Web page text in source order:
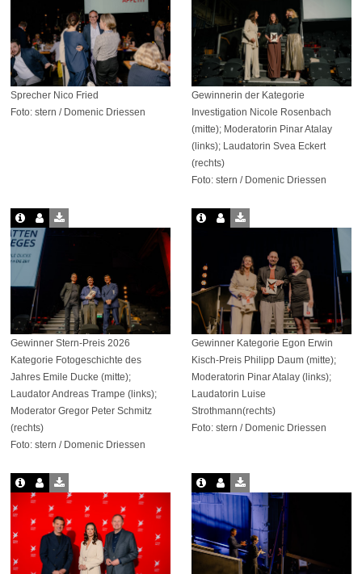
Sprecher Nico Fried
Foto: stern / Domenic Driessen
Gewinnerin der Kategorie
Investigation Nicole Rosenbach
(mitte); Moderatorin Pinar Atalay
(links); Laudatorin Svea Eckert
(rechts)
Foto: stern / Domenic Driessen
Gewinner Stern-Preis 2026
Kategorie Fotogeschichte des
Jahres Emile Ducke (mitte);
Laudator Andreas Trampe (links);
Moderator Gregor Peter Schmitz
(rechts)
Foto: stern / Domenic Driessen
Gewinner Kategorie Egon Erwin
Kisch-Preis Philipp Daum (mitte);
Moderatorin Pinar Atalay (links);
Laudatorin Luise
Strothmann(rechts)
Foto: stern / Domenic Driessen